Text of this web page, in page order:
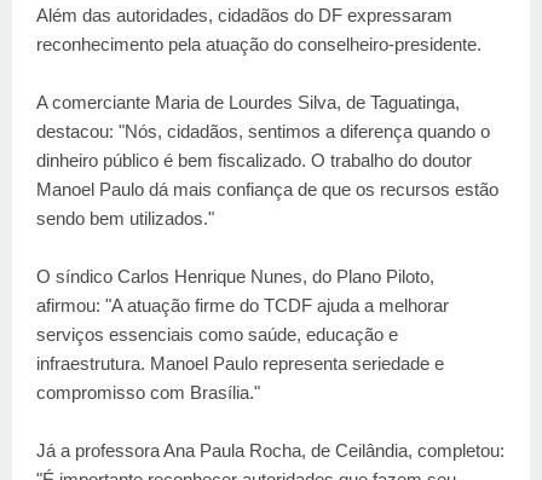
Além das autoridades, cidadãos do DF expressaram
reconhecimento pela atuação do conselheiro-presidente.
A comerciante Maria de Lourdes Silva, de Taguatinga,
destacou: "Nós, cidadãos, sentimos a diferença quando o
dinheiro público é bem fiscalizado. O trabalho do doutor
Manoel Paulo dá mais confiança de que os recursos estão
sendo bem utilizados."
O síndico Carlos Henrique Nunes, do Plano Piloto,
afirmou: "A atuação firme do TCDF ajuda a melhorar
serviços essenciais como saúde, educação e
infraestrutura. Manoel Paulo representa seriedade e
compromisso com Brasília."
Já a professora Ana Paula Rocha, de Ceilândia, completou: